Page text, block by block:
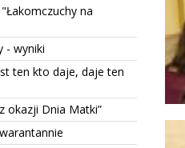
na
- wyniki
ten kto daje, daje ten
okazji Dnia Matki”